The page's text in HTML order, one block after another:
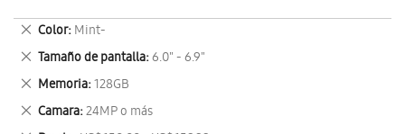
Color Mint-
Eliminar
este
artículo
Tamaño de pantalla 6.0" - 6.9"
Eliminar
este
artículo
Memoria 128GB
Eliminar
este
artículo
Camara 24MP o más
Eliminar
este